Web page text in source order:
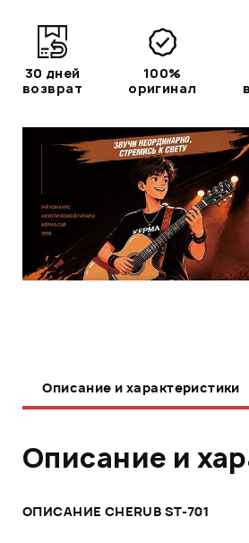
30 дней
возврат
100%
оригинал
Описание и характеристики
Описание и
ОПИСАНИЕ CHERUB ST-701